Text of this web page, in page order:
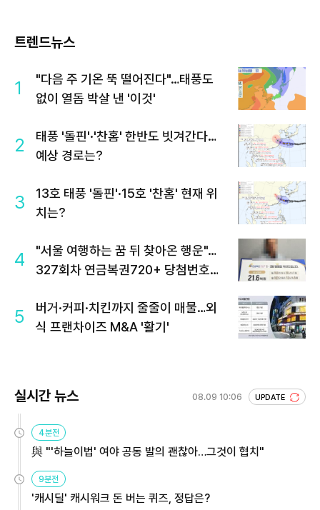
트렌드뉴스
1
"다음 주 기온 뚝 떨어진다"…태풍도
없이 열돔 박살 낸 '이것'
2
태풍 '돌핀'·'찬홈' 한반도 빗겨간다…
예상 경로는?
3
13호 태풍 '돌핀'·15호 '찬홈' 현재 위
치는?
4
"서울 여행하는 꿈 뒤 찾아온 행운"…
327회차 연금복권720+ 당첨번호조
5
버거·커피·치킨까지 줄줄이 매물…외
식 프랜차이즈 M&A '활기'
실시간 뉴스 08.09 10:06 UPDATE
4분전
與 "'하늘이법' 여야 공동 발의 괜찮아…그것이 협치"
9분전
'캐시딜' 캐시워크 돈 버는 퀴즈, 정답은?